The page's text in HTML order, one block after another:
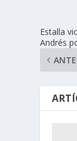
Estalla
Andrés